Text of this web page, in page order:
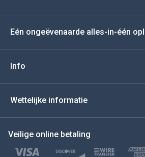
Deutsch
Türkçe
Eén ongeëvenaarde alles-in-één
Info
Wettelijke informatie
Veilige online betaling